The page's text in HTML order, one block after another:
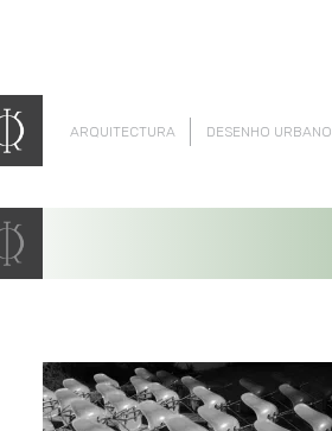
ARQUITECTURA DESENHO URBANO